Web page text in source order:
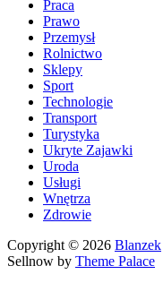
Praca
Prawo
Przemysł
Rolnictwo
Sklepy
Sport
Technologie
Transport
Turystyka
Ukryte Zajawki
Uroda
Usługi
Wnętrza
Zdrowie
Copyright © 2026 Blanzek
Sellnow by Theme Palace